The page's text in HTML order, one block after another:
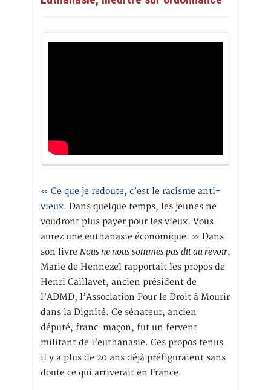
« Ce que je redoute, c’est le racisme anti-
vieux. Dans quelque temps, les jeunes ne
voudront plus payer pour les vieux. Vous
aurez une euthanasie économique. » Dans
son livre Nous ne nous sommes pas dit au revoir,
Marie de Hennezel rapportait les propos de
Henri Caillavet, ancien président de
l’ADMD, l’Association Pour le Droit à Mourir
dans la Dignité. Ce sénateur, ancien
député, franc-maçon, fut un fervent
militant de l’euthanasie. Ces propos tenus
il y a plus de 20 ans déjà préfiguraient sans
doute ce qui arriverait en France.